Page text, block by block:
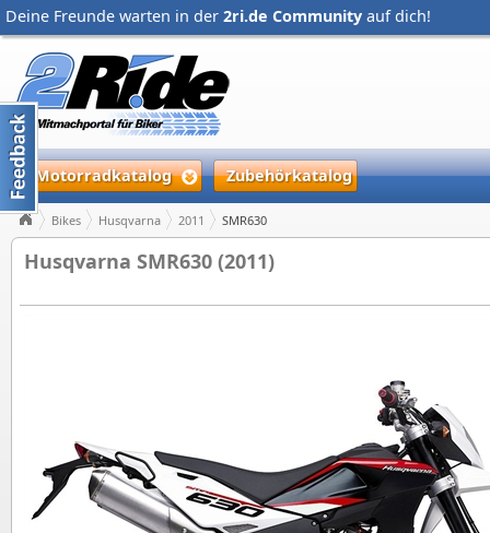
Deine Freunde warten in der 2ri.de Community auf dich!
Motorradkatalog Zubehörkatalog
Bikes Husqvarna 2011 SMR630
Husqvarna SMR630 (2011)